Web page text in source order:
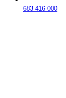
683 416 000